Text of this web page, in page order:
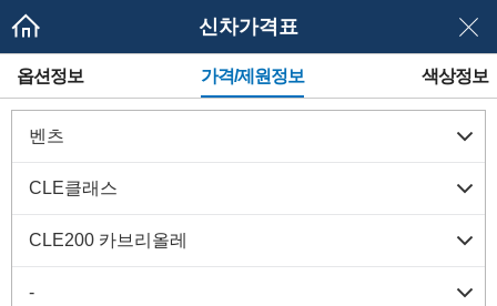
신차가격표
메
뉴
네
이
이
옵션정보 가격/제원정보 색상정보